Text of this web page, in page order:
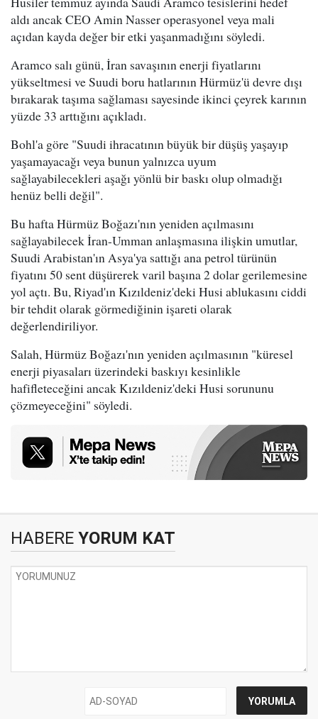
aldı ancak CEO Amin Nasser operasyonel veya mali
açıdan kayda değer bir etki yaşanmadığını söyledi.
Aramco salı günü, İran savaşının enerji fiyatlarını
yükseltmesi ve Suudi boru hatlarının Hürmüz'ü devre dışı
bırakarak taşıma sağlaması sayesinde ikinci çeyrek karının
yüzde 33 arttığını açıkladı.
Bohl'a göre "Suudi ihracatının büyük bir düşüş yaşayıp
yaşamayacağı veya bunun yalnızca uyum
sağlayabilecekleri aşağı yönlü bir baskı olup olmadığı
henüz belli değil".
Bu hafta Hürmüz Boğazı'nın yeniden açılmasını
sağlayabilecek İran-Umman anlaşmasına ilişkin umutlar,
Suudi Arabistan'ın Asya'ya sattığı ana petrol türünün
fiyatını 50 sent düşürerek varil başına 2 dolar gerilemesine
yol açtı. Bu, Riyad'ın Kızıldeniz'deki Husi ablukasını ciddi
bir tehdit olarak görmediğinin işareti olarak
değerlendiriliyor.
Salah, Hürmüz Boğazı'nın yeniden açılmasının "küresel
enerji piyasaları üzerindeki baskıyı kesinlikle
hafifleteceğini ancak Kızıldeniz'deki Husi sorununu
çözmeyeceğini" söyledi.
HABERE YORUM KAT